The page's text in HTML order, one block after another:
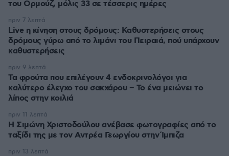
του Ορμούζ, μόλις 33 σε τέσσερις ημέρες
Live η κίνηση στους δρόμους: Καθυστερήσεις στους
δρόμους γύρω από το λιμάνι του Πειραιά, πού υπάρχουν
καθυστερήσεις
πριν 7 λεπτά
Τα φρούτα που επιλέγουν 4 ενδοκρινολόγοι για
καλύτερο έλεγχο του σακχάρου – Το ένα μειώνει το
λίπος στην κοιλιά
πριν 9 λεπτά
Η Σιμώνη Χριστοδούλου ανέβασε φωτογραφίες από το
ταξίδι της με τον Αντρέα Γεωργίου στην Ίμπιζα
πριν 11 λεπτά
πριν 13 λεπτά